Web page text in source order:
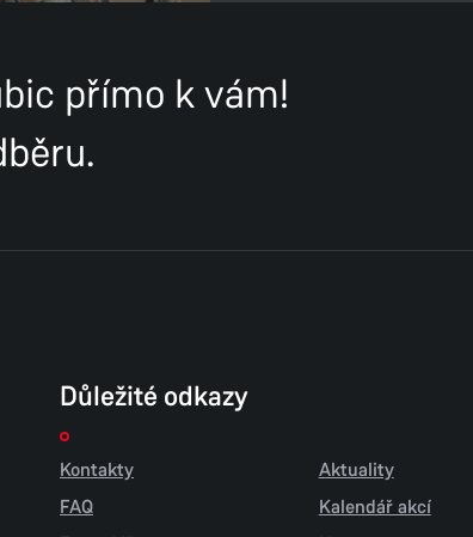
přímo k vám!
Důležité odkazy
Kontakty
FAQ
Aktuality
Kalendář akcí